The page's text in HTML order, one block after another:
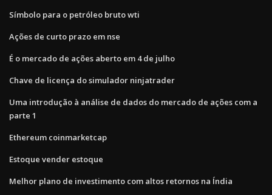
Símbolo para o petróleo bruto wti
Ações de curto prazo em nse
É o mercado de ações aberto em 4 de julho
Chave de licença do simulador ninjatrader
Uma introdução à análise de dados do mercado de ações com a
parte 1
Ethereum coinmarketcap
Estoque vender estoque
Melhor plano de investimento com altos retornos na Índia